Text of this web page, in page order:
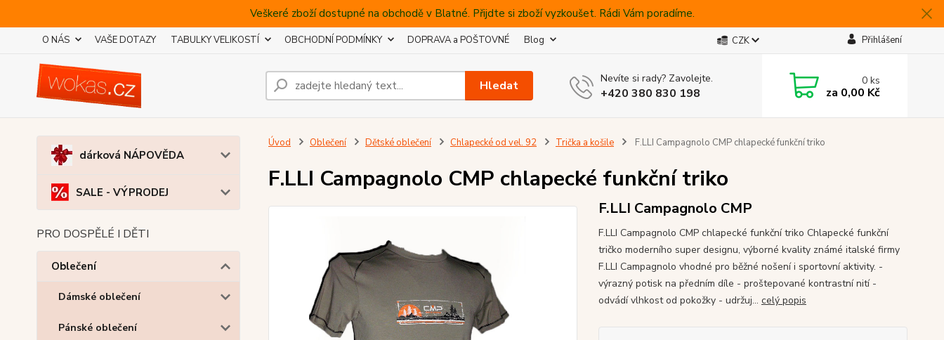
Veškeré zboží dostupné na obchodě v Blatné. Přijdte si zboží vyzkoušet. Rádi Vám poradíme.
O NÁS VAŠE DOTAZY TABULKY VELIKOSTÍ OBCHODNÍ PODMÍNKY DOPRAVA a POŠTOVNÉ Blog CZK Přihlášení
Hledat Nevíte si rady? Zavolejte.
+420 380 830 198
0ks
za 0,00 Kč
dárková NÁPOVĚDA
SALE - VÝPRODEJ
PRO DOSPĚLÉ I DĚTI
Oblečení
Dámské oblečení
Pánské oblečení
Úvod Oblečení Dětské oblečení Chlapecké od vel. 92 Trička a košile F.LLI Campagnolo CMP chlapecké funkční triko
F.LLI Campagnolo CMP chlapecké funkční triko
F.LLI Campagnolo CMP
F.LLI Campagnolo CMP chlapecké funkční triko Chlapecké funkční
tričko moderního super designu, výborné kvality známé italské firmy
F.LLI Campagnolo vhodné pro běžné nošení i sportovní aktivity. -
výrazný potisk na předním díle - proštepované kontrastní nití -
odvádí vlhkost od pokožky - udržuj... celý popis